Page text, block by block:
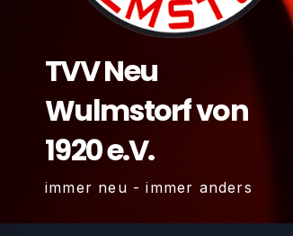
TVV Neu
Wulmstorf von
1920 e.V.
immer neu - immer anders